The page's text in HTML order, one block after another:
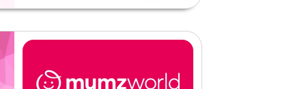
ممز ورلد
ينطبق على
ويب/